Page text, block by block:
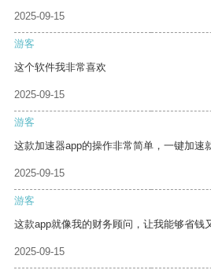
2025-09-15
游客
这个软件我非常喜欢
2025-09-15
游客
这款加速器app的操作非常简单，一键加速
2025-09-15
游客
这款app就像我的财务顾问，让我能够省钱
2025-09-15